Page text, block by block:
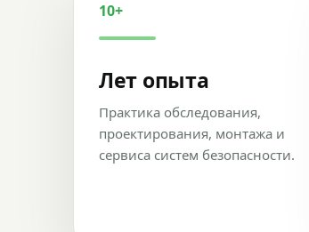
10+
Лет опыта
Практика обследования,
проектирования, монтажа и
сервиса систем безопасности.